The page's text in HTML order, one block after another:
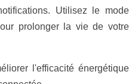
Utilisez le mode
prolonger la vie de votre
l'efficacité énergétique